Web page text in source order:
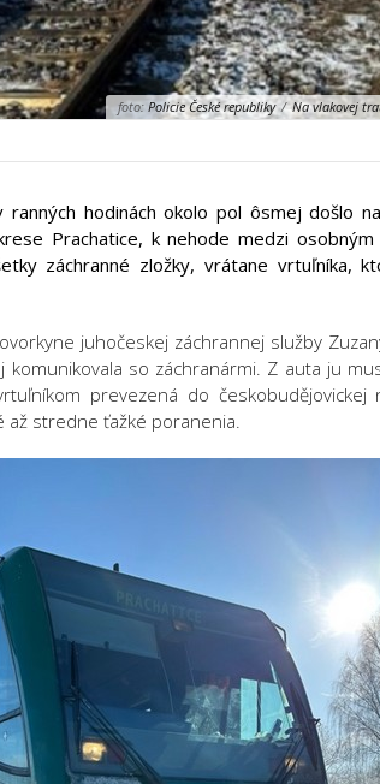
foto: Policie České republiky / Na vlakovej
hodinách okolo pol ôsmej došlo
Prachatice, k nehode medzi
záchranné zložky, vrátane vrtuľníka,
juhočeskej záchrannej služby
komunikovala so záchranármi. Z auta ju
prevezená do
až stredne ťažké poranenia.